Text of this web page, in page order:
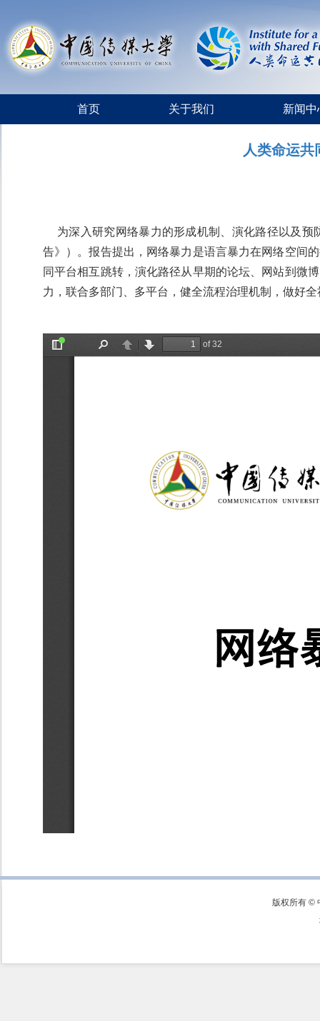
首页 关于我们 新闻中
人类命运
为深入研究网络暴力的形成机制、演化路径以及
告》）。报告提出，网络暴力是语言暴力在网络空间
同平台相互跳转，演化路径从早期的论坛、网站到微
力，联合多部门、多平台，健全流程治理机制，做好
版权所有 ©